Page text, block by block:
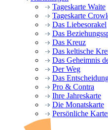
Tageskarte Waite
Tageskarte
Das Liebesorakel
Das
Das Kreuz
Das keltische
Das Geheimnis
Der Weg
Das
Pro & Contra
Ihre Jahreskarte
Die Monatskarte
Persönliche